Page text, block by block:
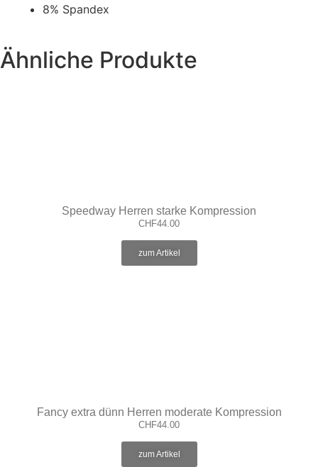
8% Spandex
Ähnliche Produkte
Speedway Herren starke Kompression
CHF44.00
zum Artikel
Fancy extra dünn Herren moderate Kompression
CHF44.00
zum Artikel